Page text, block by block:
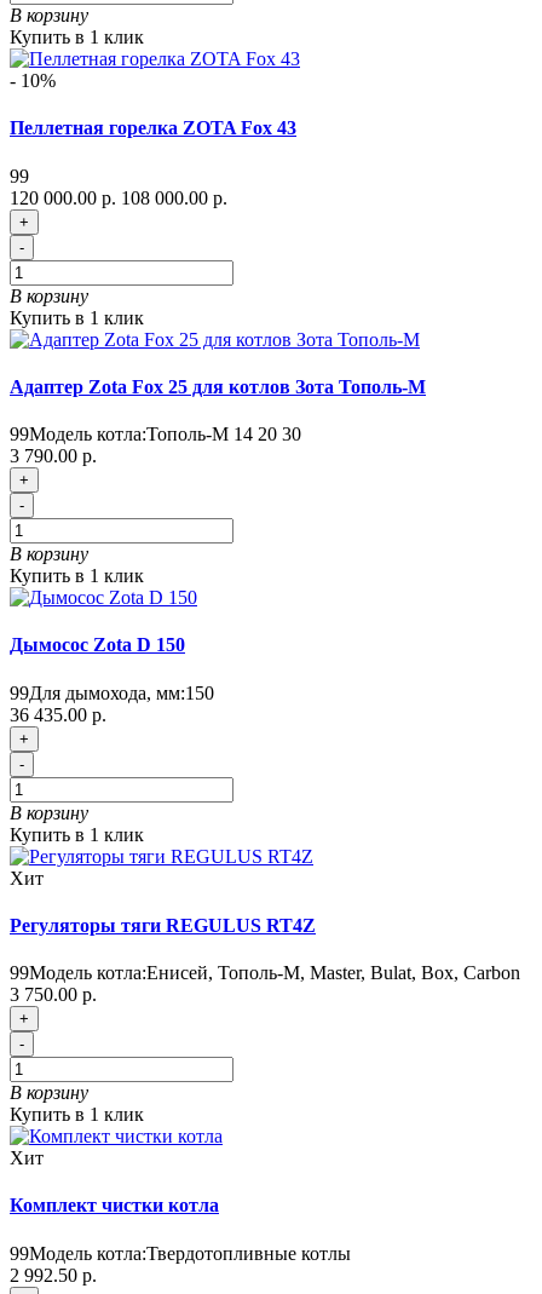
В корзину
Купить в 1 клик
- 10%
Пеллетная горелка ZOTA Fox 43
99
120 000.00 р. 108 000.00 р.
+
-
В корзину
Купить в 1 клик
Адаптер Zota Fox 25 для котлов Зота Тополь-М
99Модель котла:Тополь-М 14 20 30
3 790.00 р.
+
-
В корзину
Купить в 1 клик
Дымосос Zota D 150
99Для дымохода, мм:150
36 435.00 р.
+
-
В корзину
Купить в 1 клик
Хит
Регуляторы тяги REGULUS RT4Z
99Модель котла:Енисей, Тополь-М, Master, Bulat, Box, Carbon
3 750.00 р.
+
-
В корзину
Купить в 1 клик
Хит
Комплект чистки котла
99Модель котла:Твердотопливные котлы
2 992.50 р.